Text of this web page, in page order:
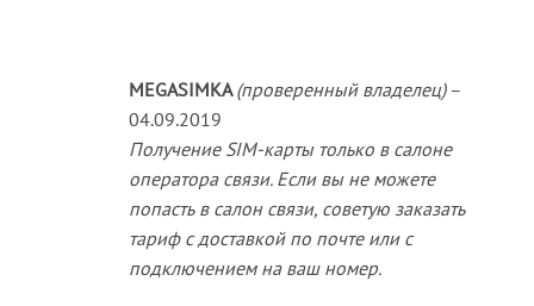
MEGASIMKA(проверенный владелец) –
04.09.2019
Получение SIM-карты только в салоне
оператора связи. Если вы не можете
попасть в салон связи, советую заказать
тариф с доставкой по почте или с
подключением на ваш номер.